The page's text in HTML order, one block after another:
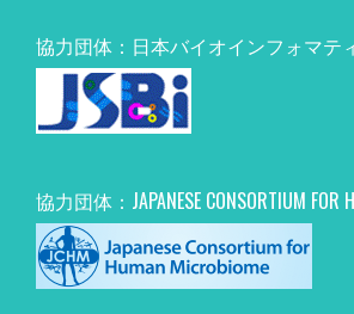
協力団体：日本バイオインフォマテ
協力団体：JAPANESE CONSORTIUM FOR